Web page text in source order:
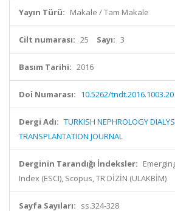
Yayın Türü: Makale / Tam Makale
Cilt numarası: 25 Sayı: 3
Basım Tarihi: 2016
Doi Numarası: 10.5262/tndt.2016.1003.20
Dergi Adı: TURKISH NEPHROLOGY
TRANSPLANTATION JOURNAL
Derginin Tarandığı İndeksler:
Index (ESCI), Scopus, TR DİZİN (ULAKBİM)
Sayfa Sayıları: ss.324-328